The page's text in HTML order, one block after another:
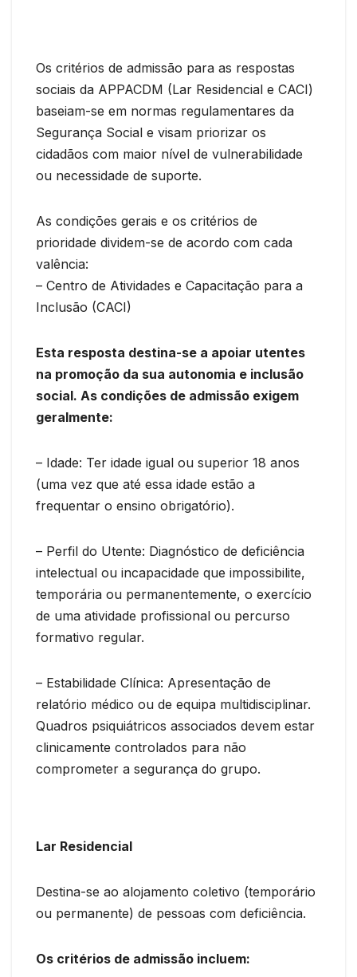
Os critérios de admissão para as respostas
sociais da APPACDM (Lar Residencial e CACI)
baseiam-se em normas regulamentares da
Segurança Social e visam priorizar os
cidadãos com maior nível de vulnerabilidade
ou necessidade de suporte.
As condições gerais e os critérios de
prioridade dividem-se de acordo com cada
valência:
– Centro de Atividades e Capacitação para a
Inclusão (CACI)
Esta resposta destina-se a apoiar utentes
na promoção da sua autonomia e inclusão
social. As condições de admissão exigem
geralmente:
– Idade: Ter idade igual ou superior 18 anos
(uma vez que até essa idade estão a
frequentar o ensino obrigatório).
– Perfil do Utente: Diagnóstico de deficiência
intelectual ou incapacidade que impossibilite,
temporária ou permanentemente, o exercício
de uma atividade profissional ou percurso
formativo regular.
– Estabilidade Clínica: Apresentação de
relatório médico ou de equipa multidisciplinar.
Quadros psiquiátricos associados devem estar
clinicamente controlados para não
comprometer a segurança do grupo.
Lar Residencial
Destina-se ao alojamento coletivo (temporário
ou permanente) de pessoas com deficiência.
Os critérios de admissão incluem: